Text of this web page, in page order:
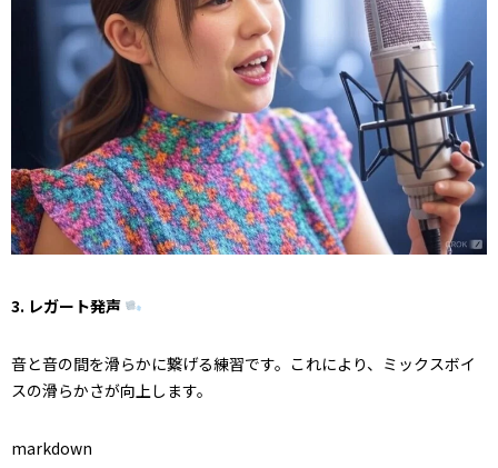
3. レガート発声
音と音の間を滑らかに繋げる練習です。これにより、ミックスボイ
スの滑らかさが向上します。
markdown